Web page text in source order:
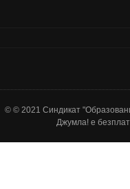
© © 2021 Синдикат
Джумла! е